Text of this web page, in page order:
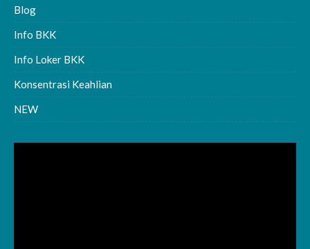
Blog
Info BKK
Info Loker BKK
Konsentrasi Keahlian
NEW